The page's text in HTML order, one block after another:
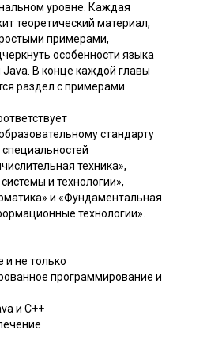
уровне. Каждая
теоретический материал,
примерами,
особенности языка
В конце каждой главы
раздел с примерами
стандарту
техника»,
и технологии»,
и «Фундаментальная
технологии».
и не только
программирование и
и C++